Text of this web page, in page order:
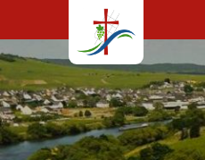
Zum Inhalt springen